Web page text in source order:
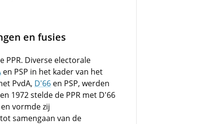
en fusies
PPR. Diverse electorale
en PSP in het kader van het
PvdA, D'66 en PSP, werden
1972 stelde de PPR met D'66
vormde zij
samengaan van de